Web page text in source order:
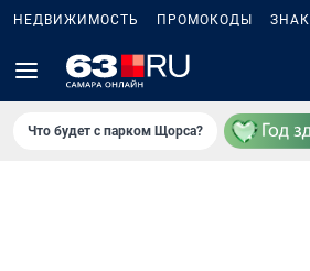
НЕДВИЖИМОСТЬ ПРОМОКОДЫ
Что будет с парком Щорса?